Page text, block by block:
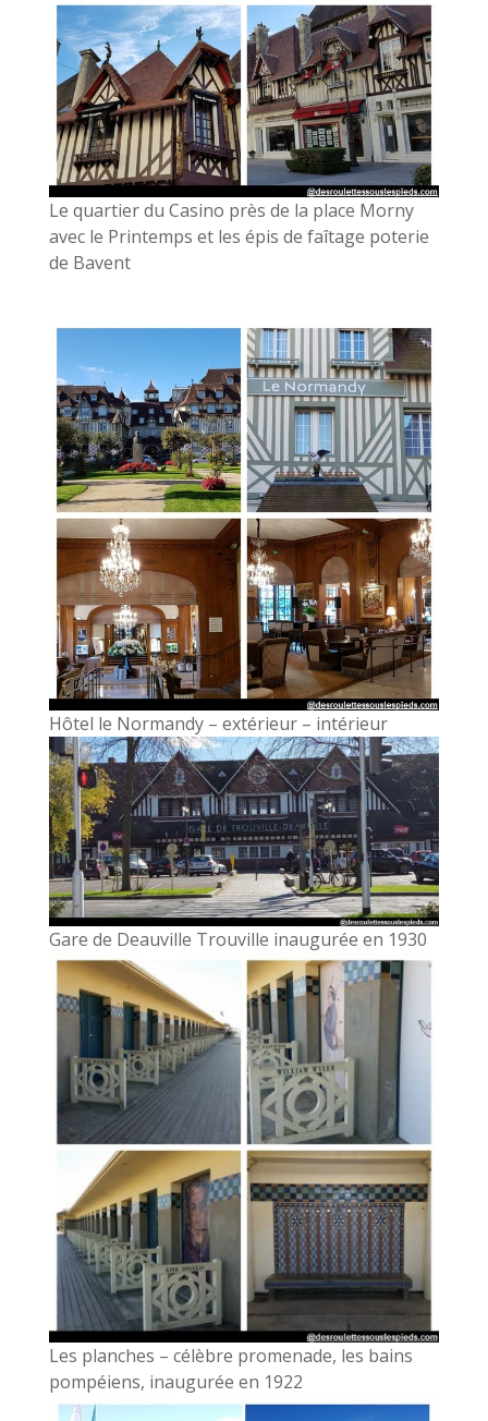
Le quartier du Casino près de la place Morny
avec le Printemps et les épis de faîtage poterie
de Bavent
Hôtel le Normandy – extérieur – intérieur
Gare de Deauville Trouville inaugurée en 1930
Les planches – célèbre promenade, les bains
pompéiens, inaugurée en 1922